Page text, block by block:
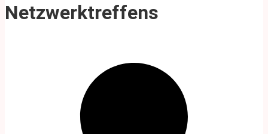
Netzwerktreffens